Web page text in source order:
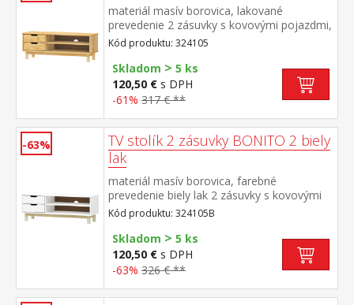
materiál masív borovica, lakované
prevedenie 2 zásuvky s kovovými pojazdmi,
1 polica otvor na pretiahnutie káblov
Kód produktu: 324105
Skladom > 5 ks
120,50 € s DPH
-61% 317 € **
-63%
TV stolík 2 zásuvky BONITO 2 biely
lak
materiál masív borovica, farebné
prevedenie biely lak 2 zásuvky s kovovými
pojazdmi, 1 polica otvor na pretiahnutie
káblov
Kód produktu: 324105B
Skladom > 5 ks
120,50 € s DPH
-63% 326 € **